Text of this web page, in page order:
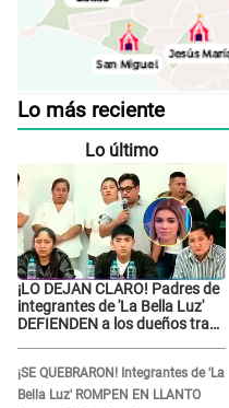
Lo más reciente
Lo último
¡LO DEJAN CLARO! Padres de
integrantes de 'La Bella Luz'
DEFIENDEN a los dueños tras
¡SE QUEBRARON! Integrantes de 'La
Bella Luz' ROMPEN EN LLANTO